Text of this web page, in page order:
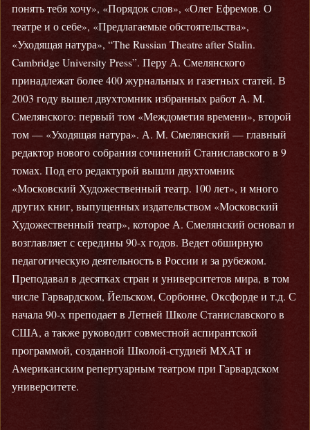
понять тебя хочу», «Порядок слов», «Олег Ефремов. О
театре и о себе», «Предлагаемые обстоятельства»,
«Уходящая натура», “The Russian Theatre after Stalin.
Cambridge University Press”. Перу А. Смелянского
принадлежат более 400 журнальных и газетных статей. В
2003 году вышел двухтомник избранных работ А. М.
Смелянского: первый том «Междометия времени», второй
том — «Уходящая натура». А. М. Смелянский — главный
редактор нового собрания сочинений Станиславского в 9
томах. Под его редактурой вышли двухтомник
«Московский Художественный театр. 100 лет», и много
других книг, выпущенных издательством «Московский
Художественный театр», которое А. Смелянский основал и
возглавляет с середины 90-х годов. Ведет обширную
педагогическую деятельность в России и за рубежом.
Преподавал в десятках стран и университетов мира, в том
числе Гарвардском, Йельском, Сорбонне, Оксфорде и т.д. С
начала 90-х преподает в Летней Школе Станиславского в
США, а также руководит совместной аспирантской
программой, созданной Школой-студией МХАТ и
Американским репертуарным театром при Гарвардском
университете.